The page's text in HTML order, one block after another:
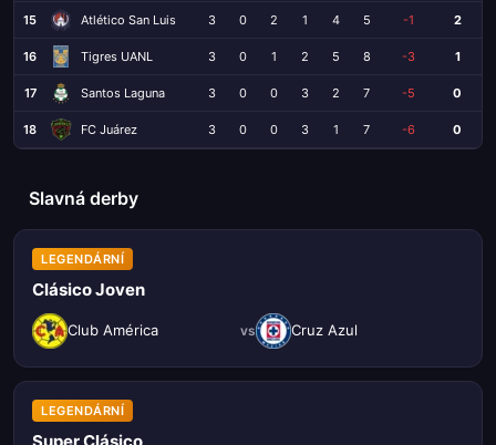
15 Atlético San Luis 3 0 2 1 4 5 -1 2
16 Tigres UANL 3 0 1 2 5 8 -3 1
17 Santos Laguna 3 0 0 3 2 7 -5 0
18 FC Juárez 3 0 0 3 1 7 -6 0
Slavná derby
LEGENDÁRNÍ
Clásico Joven
Club América vs Cruz Azul
LEGENDÁRNÍ
Super Clásico